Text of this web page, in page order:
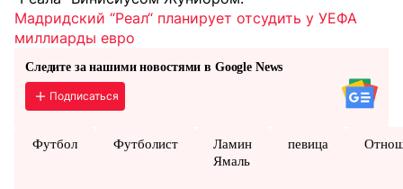
Мадридский “Реал“ планирует отсудить у УЕФА
миллиарды евро
Следите за нашими новостями в Google News
Подписаться
Футбол Футболист
Ламин
Ямаль
певица